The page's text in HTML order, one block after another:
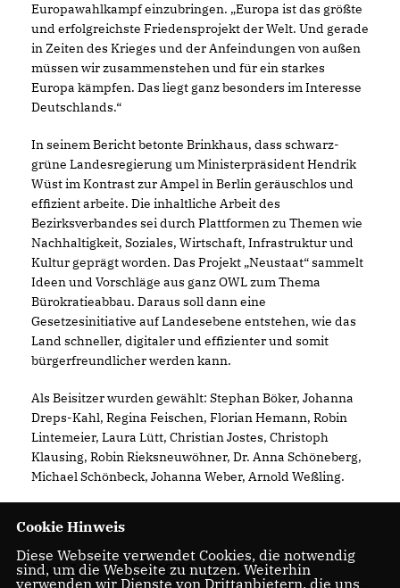
Europawahlkampf einzubringen. „Europa ist das größte
und erfolgreichste Friedensprojekt der Welt. Und gerade
in Zeiten des Krieges und der Anfeindungen von außen
müssen wir zusammenstehen und für ein starkes
Europa kämpfen. Das liegt ganz besonders im Interesse
Deutschlands.“
In seinem Bericht betonte Brinkhaus, dass schwarz-
grüne Landesregierung um Ministerpräsident Hendrik
Wüst im Kontrast zur Ampel in Berlin geräuschlos und
effizient arbeite. Die inhaltliche Arbeit des
Bezirksverbandes sei durch Plattformen zu Themen wie
Nachhaltigkeit, Soziales, Wirtschaft, Infrastruktur und
Kultur geprägt worden. Das Projekt „Neustaat“ sammelt
Ideen und Vorschläge aus ganz OWL zum Thema
Bürokratieabbau. Daraus soll dann eine
Gesetzesinitiative auf Landesebene entstehen, wie das
Land schneller, digitaler und effizienter und somit
bürgerfreundlicher werden kann.
Als Beisitzer wurden gewählt: Stephan Böker, Johanna
Dreps-Kahl, Regina Feischen, Florian Hemann, Robin
Lintemeier, Laura Lütt, Christian Jostes, Christoph
Klausing, Robin Rieksneuwöhner, Dr. Anna Schöneberg,
Michael Schönbeck, Johanna Weber, Arnold Weßling.
Bielefeld, 09.03.2024, 14:56 Uhr
Cookie Hinweis
Diese Webseite verwendet Cookies, die notwendig
sind, um die Webseite zu nutzen. Weiterhin
verwenden wir Dienste von Drittanbietern, die uns